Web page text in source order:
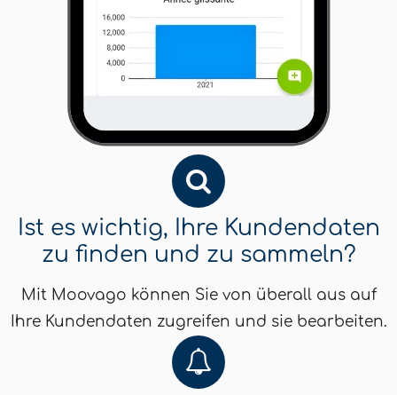
Ist es wichtig, Ihre Kundendaten
zu finden und zu sammeln?
Mit Moovago können Sie von überall aus auf
Ihre Kundendaten zugreifen und sie bearbeiten.